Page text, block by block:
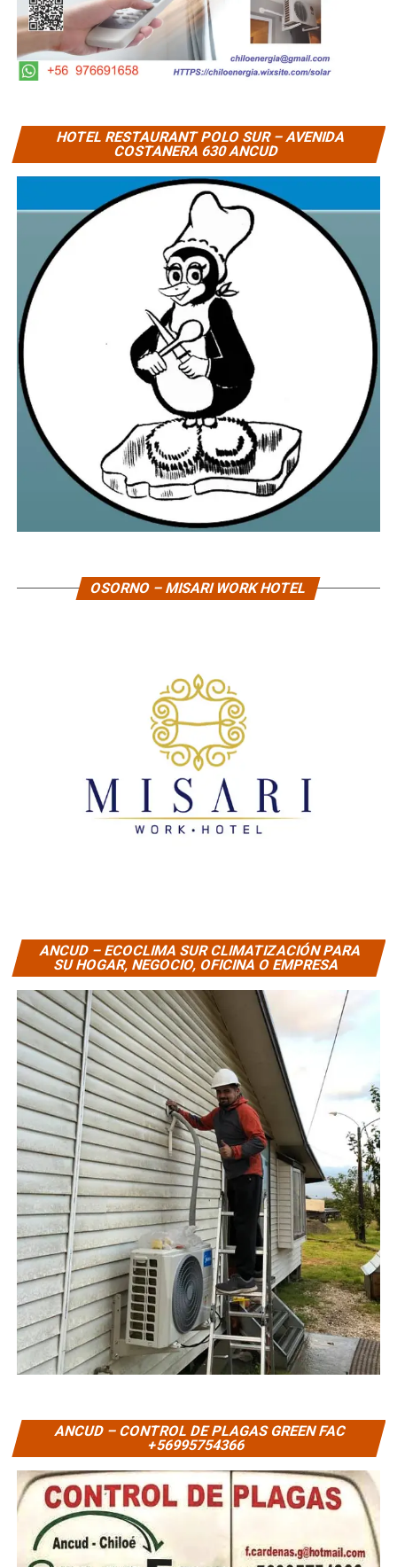
HOTEL RESTAURANT POLO SUR – AVENIDA
COSTANERA 630 ANCUD
OSORNO – MISARI WORK HOTEL
ANCUD – ECOCLIMA SUR CLIMATIZACIÓN PARA
SU HOGAR, NEGOCIO, OFICINA O EMPRESA
ANCUD – CONTROL DE PLAGAS GREEN FAC
+56995754366